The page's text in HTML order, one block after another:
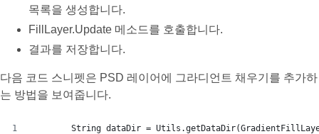
목록을 생성합니다.
FillLayer.Update 메소드를 호출합니다.
결과를 저장합니다.
다음 코드 스니펫은 PSD 레이어에 그라디언트 채우기를 추가하
는 방법을 보여줍니다.
String dataDir =